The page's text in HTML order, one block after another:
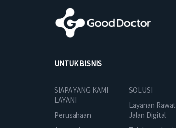
UNTUK BISNIS
SIAPA YANG KAMI
LAYANI
Perusahaan
SOLUSI
Layanan Rawat
Jalan Digital